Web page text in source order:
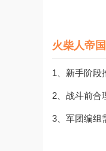
火柴人帝
1、新手阶段
2、战斗前合
3、军团编组